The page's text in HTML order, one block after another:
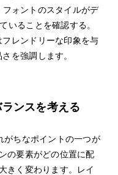
フォントのスタイルがデ
いることを確認する。
レンドリーな印象を与
を強調します。
ンスを考える
がちなポイントの一つが
の要素がどの位置に配
きく変わります。レイ